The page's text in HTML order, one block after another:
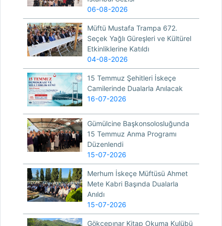
06-08-2026
Müftü Mustafa Trampa 672.
Seçek Yağlı Güreşleri ve Kültürel
Etkinliklerine Katıldı
04-08-2026
15 Temmuz Şehitleri İskeçe
Camilerinde Dualarla Anılacak
16-07-2026
Gümülcine Başkonsolosluğunda
15 Temmuz Anma Programı
Düzenlendi
15-07-2026
Merhum İskeçe Müftüsü Ahmet
Mete Kabri Başında Dualarla
Anıldı
15-07-2026
Gökçepınar Kitap Okuma Kulübü